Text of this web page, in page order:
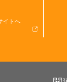
イトへ